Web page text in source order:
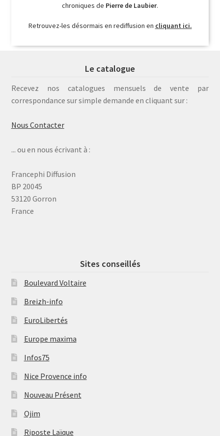
chroniques de Pierre de Laubier.
Retrouvez-les désormais en rediffusion en cliquant ici.
Le catalogue
Recevez nos catalogues mensuels de vente par
correspondance sur simple demande en cliquant sur :
Nous Contacter
... ou en nous écrivant à :
Francephi Diffusion
BP 20045
53120 Gorron
France
Sites conseillés
Boulevard Voltaire
Breizh-info
EuroLibertés
Europe maxima
Infos75
Nice Provence info
Nouveau Présent
Ojim
Riposte Laïque